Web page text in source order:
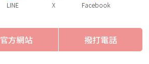
LINE X Facebook
官方網站 撥打電話